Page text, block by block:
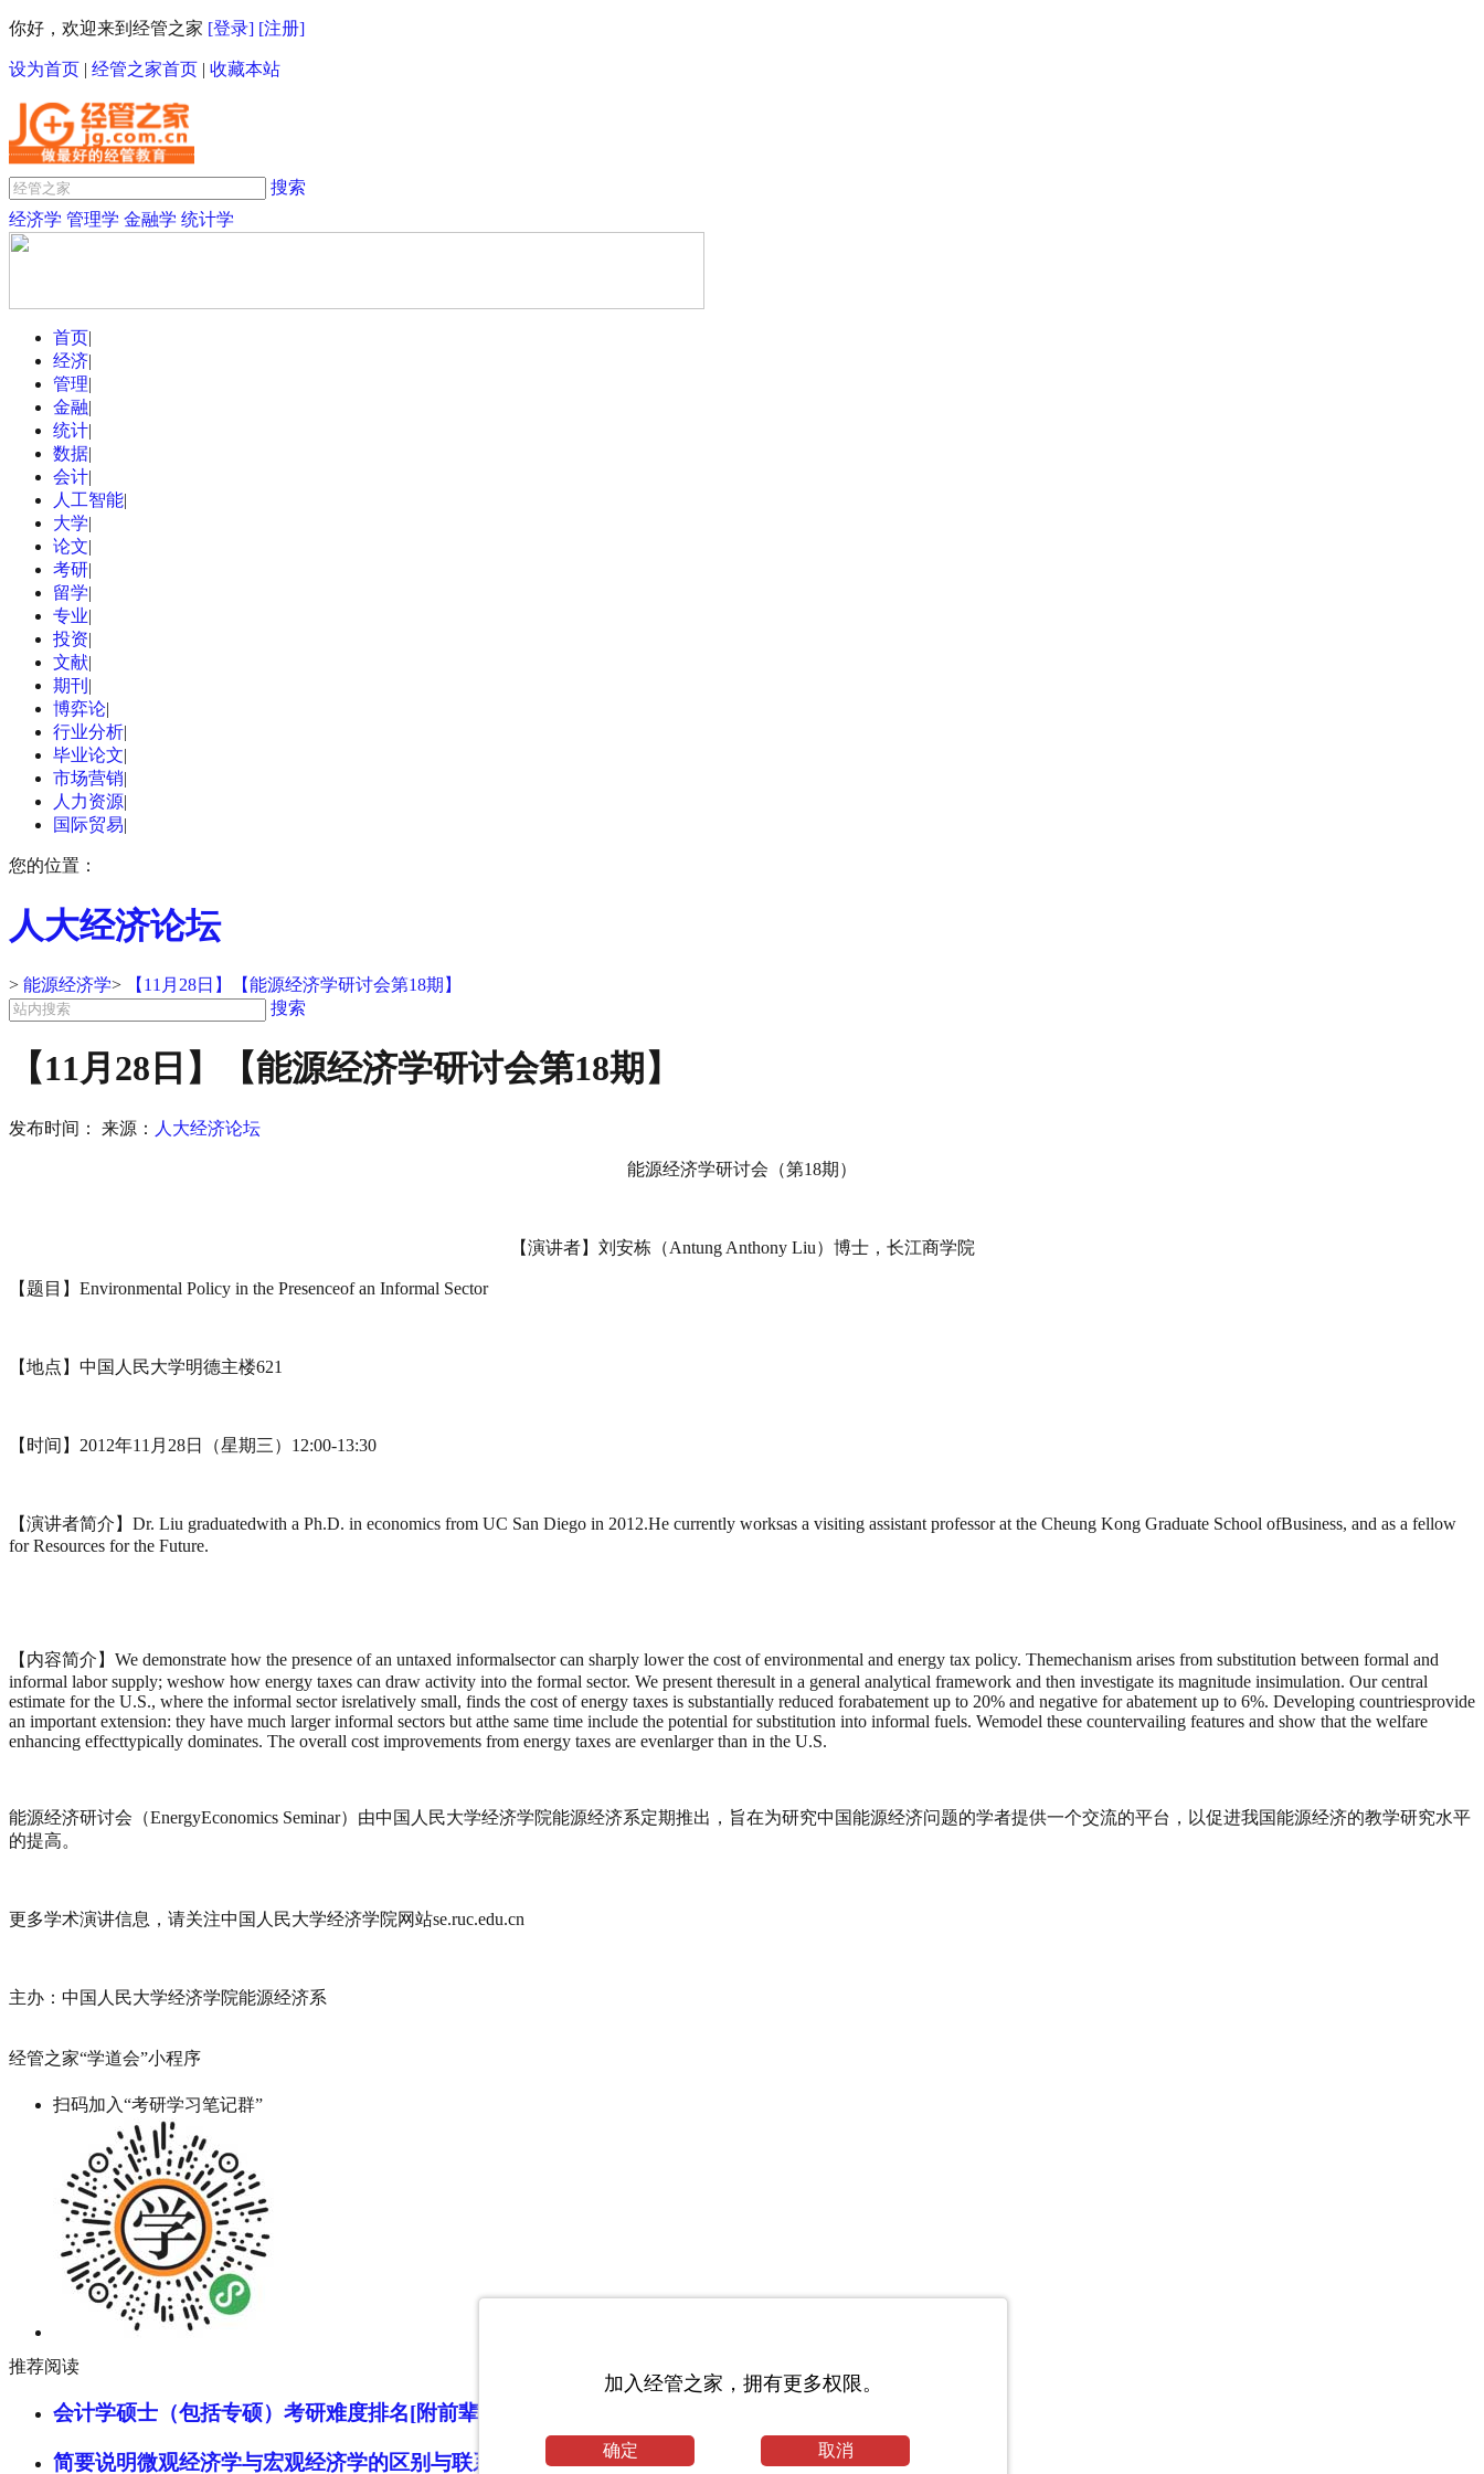
你好，欢迎来到经管之家 [登录] [注册]
设为首页 | 经管之家首页 | 收藏本站
搜索
经济学 管理学 金融学 统计学
首页|
经济|
管理|
金融|
统计|
数据|
会计|
人工智能|
大学|
论文|
考研|
留学|
专业|
投资|
文献|
期刊 |
博弈论|
行业分析|
毕业论文|
市场营销|
人力资源|
国际贸易|
您的位置：
人大经济论坛
> 能源经济学>
【11月28日】【能源经济学研讨会第18期】
搜索
【11月28日】【能源经济学研讨会第18期】
发布时间： 来源： 人大经济论坛
能源经济学研讨会（第18期）
【演讲者】刘安栋（Antung Anthony Liu）博士，长江商学院
【题目】Environmental Policy in the Presenceof an Informal Sector
【地点】中国人民大学明德主楼621
【时间】2012年11月28日（星期三）12:00-13:30
【演讲者简介】 Dr. Liu graduatedwith a Ph.D. in economics from UC San Diego in 2012.He currently worksas a visiting assistant professor at the Cheung Kong Graduate School ofBusiness, and as a fellow
for Resources for the Future.
【内容简介】 We demonstrate how the presence of an untaxed informalsector can sharply lower the cost of environmental and energy tax policy. Themechanism arises from substitution between formal and
informal labor supply; weshow how energy taxes can draw activity into the formal sector. We present theresult in a general analytical framework and then investigate its magnitude insimulation. Our central
estimate for the U.S., where the informal sector isrelatively small, finds the cost of energy taxes is substantially reduced forabatement up to 20% and negative for abatement up to 6%. Developing countriesprovide
an important extension: they have much larger informal sectors but atthe same time include the potential for substitution into informal fuels. Wemodel these countervailing features and show that the welfare
enhancing effecttypically dominates. The overall cost improvements from energy taxes are evenlarger than in the U.S.
能源经济研讨会（EnergyEconomics Seminar）由中国人民大学经济学院能源经济系定期推出，旨在为研究中国能源经济问题的学者提供一个交流的平台，以促进我国能源经济的教学研究水平
的提高。
更多学术演讲信息，请关注中国人民大学经济学院网站se.ruc.edu.cn
主办：中国人民大学经济学院能源经济系
经管之家“学道会”小程序
扫码加入“考研学习笔记群”
推荐阅读
会计学硕士（包括专硕）考研难度排名[附前辈经验]
简要说明微观经济学与宏观经济学的区别与联系
加入经管之家，拥有更多权限。
确定 取消